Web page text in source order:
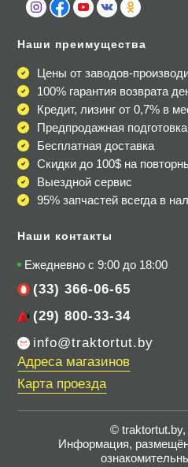
Наши преимущества
Цены от заводов-
100% гарантия возврата
Кредит, лизинг от 0,7% в
Предпродажная подготовка
Бесплатная доставка
Скидки до 100$ на
Выездной сервис
95% запчастей всегда в
Наши контакты
Ежедневно с 9:00 до 18:00
(33) 366-06-65
(29) 800-33-34
info@traktortut.by
Адреса магазинов
Карта проезда
© traktortut.by,
Информация,